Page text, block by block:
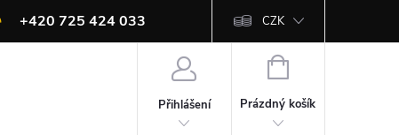
+420 725 424 033 CZK
Přihlášení
NÁKUPNÍ
Prázdný košík